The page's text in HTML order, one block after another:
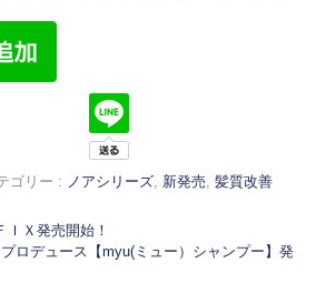
ゴリー : ノアシリーズ, 新発売, 髪質改善
ＩＸ発売開始！
ロデュース【myu(ミュー）シャンプー】発